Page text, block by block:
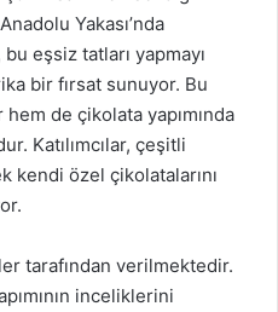
Yakası’nda
eşsiz tatları yapmayı
bir fırsat sunuyor. Bu
de çikolata yapımında
Katılımcılar, çeşitli
özel çikolatalarını
tarafından verilmektedir.
inceliklerini